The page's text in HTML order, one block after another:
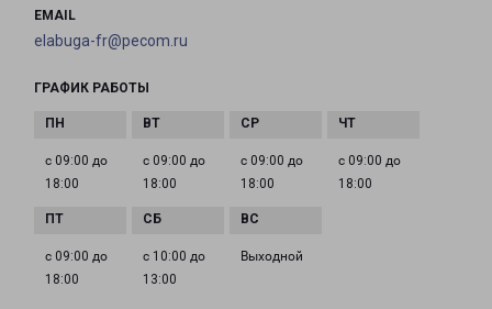
EMAIL
elabuga-fr@pecom.ru
ГРАФИК РАБОТЫ
с 09:00 до
18:00
с 09:00 до
18:00
с 09:00 до
18:00
с 09:00 до
18:00
с 09:00 до
18:00
с 10:00 до
13:00
Выходной